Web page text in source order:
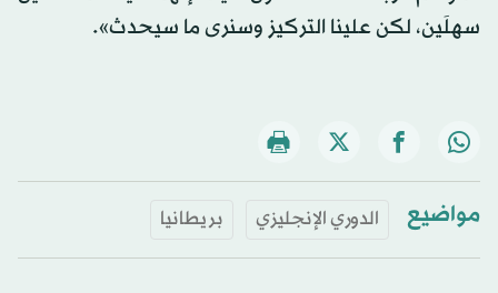
سهلَين، لكن علينا التركيز وسنرى ما سيحدث».
مواضيع الدوري الإنجليزي بريطانيا